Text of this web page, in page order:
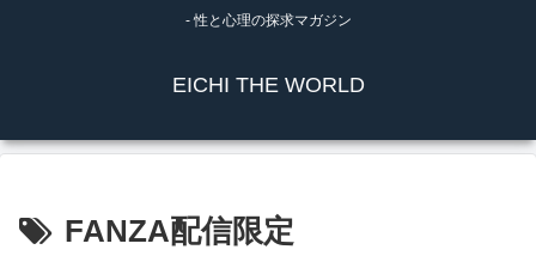
- 性と心理の探求マガジン
EICHI THE WORLD
FANZA配信限定